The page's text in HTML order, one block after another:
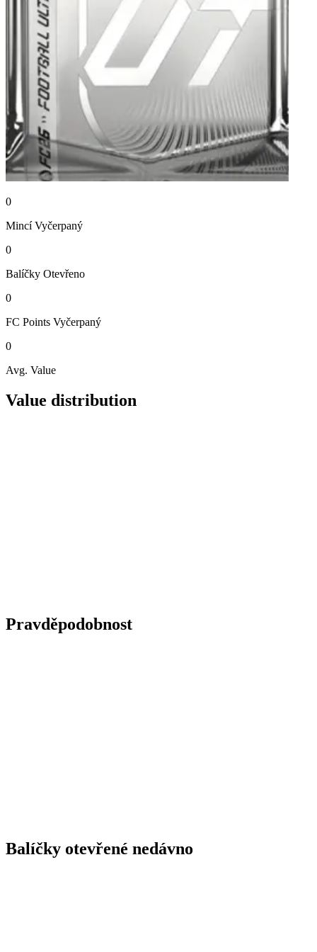
0
Mincí Vyčerpaný
0
Balíčky Otevřeno
0
FC Points Vyčerpaný
0
Avg. Value
Value distribution
Pravděpodobnost
Balíčky otevřené nedávno